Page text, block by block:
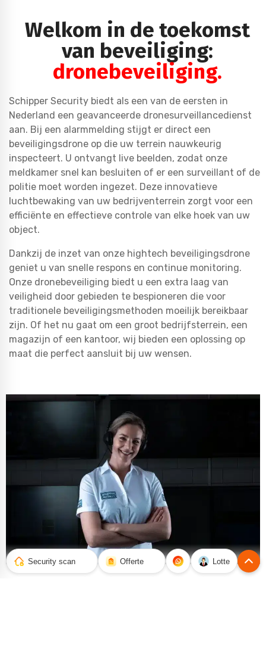
Welkom in de toekomst
van beveiliging:
dronebeveiliging.
Schipper Security biedt als een van de eersten in
Nederland een geavanceerde dronesurveillancedienst
aan. Bij een alarmmelding stijgt er direct een
beveiligingsdrone op die uw terrein nauwkeurig
inspecteert. U ontvangt live beelden, zodat onze
meldkamer snel kan besluiten of er een surveillant of de
politie moet worden ingezet. Deze innovatieve
luchtbewaking van uw bedrijventerrein zorgt voor een
efficiënte en effectieve controle van elke hoek van uw
object.
Dankzij de inzet van onze hightech beveiligingsdrone
geniet u van snelle respons en continue monitoring.
Onze dronebeveiliging biedt u een extra laag van
veiligheid door gebieden te bespioneren die voor
traditionele beveiligingsmethoden moeilijk bereikbaar
zijn. Of het nu gaat om een groot bedrijfsterrein, een
magazijn of een kantoor, wij bieden een oplossing op
maat die perfect aansluit bij uw wensen.
Security scan Offerte Lotte